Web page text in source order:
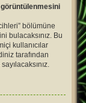
görüntülenmesini
bölümüne
bulacaksınız. Bu
kullanıcılar
tarafından